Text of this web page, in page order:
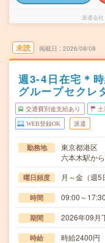
派遣会社
未読 掲載日 2026/08/08
週3-4日在宅＊
グループセクレ
交通費別途支給あり
WEB登録OK 派遣
勤務地
東京都港区
六本木駅か
曜日頻度 月～金（週
時間 09:00～
期間 2026年09月
時給 時給2400円